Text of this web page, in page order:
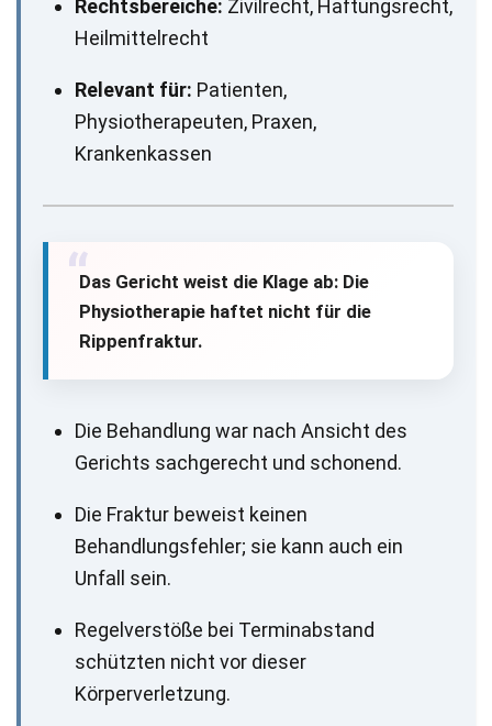
Rechtsbereiche: Zivilrecht, Haftungsrecht,
Heilmittelrecht
Relevant für: Patienten,
Physiotherapeuten, Praxen,
Krankenkassen
Das Gericht weist die Klage ab: Die
Physiotherapie haftet nicht für die
Rippenfraktur.
Die Behandlung war nach Ansicht des
Gerichts sachgerecht und schonend.
Die Fraktur beweist keinen
Behandlungsfehler; sie kann auch ein
Unfall sein.
Regelverstöße bei Terminabstand
schützten nicht vor dieser
Körperverletzung.